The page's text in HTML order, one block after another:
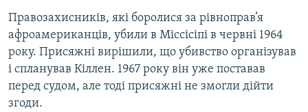
Правозахисників, які боролися за рівноправ’я
афроамериканців, убили в Міссісіпі в червні 1964
року. Присяжні вирішили, що убивство організував
і спланував Кіллен. 1967 року він уже поставав
перед судом, але тоді присяжні не змогли дійти
згоди.